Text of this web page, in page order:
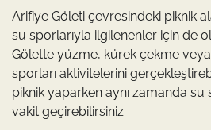
Arifiye Göleti çevresindeki piknik
su sporlarıyla ilgilenenler için de
Gölette yüzme, kürek çekme
sporları aktivitelerini
piknik yaparken aynı zamanda
vakit geçirebilirsiniz.